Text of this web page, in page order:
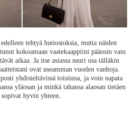
tehtyä hutiostoksia, mutta näiden
kokoamaan vaatekaappiini pääosin vain
aikaa. Ja itse asiassa suuri osa tälläkin
ovat useamman vuoden vanhoja.
yhdisteltävissä toisiinsa, ja voin napata
yläosan ja minkä tahansa alaosan tietäen
sopivat hyvin yhteen.